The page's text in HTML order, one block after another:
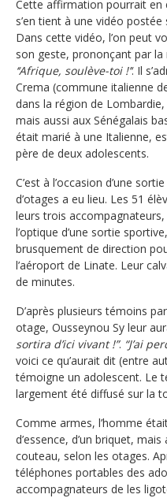
Cette affirmation pourrait en
s’en tient à une vidéo postée
Dans cette vidéo, l’on peut
son geste, prononçant par
‘‘Afrique, soulève-toi !’‘. Il
Crema (commune italienne
dans la région de
mais aussi aux Sénégalais
était marié à une Italienne,
père de deux adolescents.
C’est à l’occasion d’une
d’otages a eu lieu. Les 51
leurs trois
l’optique d’une sortie
brusquement de direction
l’aéroport de Linate. Leur
de minutes.
D’après plusieurs témoins
otage, Ousseynou Sy leur
sortira d’ici vivant !”. “J’ai
voici ce qu’aurait dit (entre
témoigne un adolescent. Le
largement été diffusé sur la
Comme armes, l’homme
d’essence, d’un briquet, mais
couteau, selon les otages.
téléphones portables des
accompagnateurs de les